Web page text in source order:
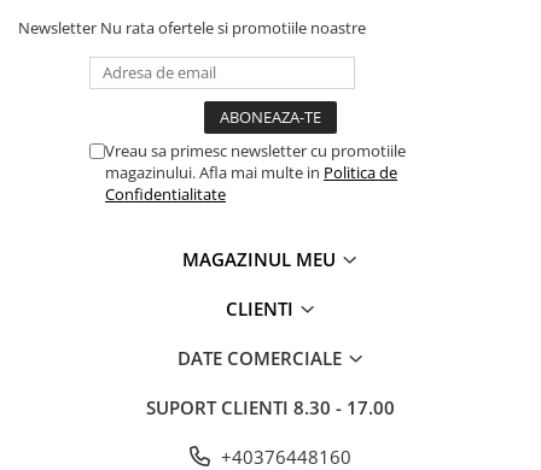
Newsletter Nu rata ofertele si promotiile noastre
Vreau sa primesc newsletter cu promotiile
magazinului. Afla mai multe in Politica de
Confidentialitate
MAGAZINUL MEU
CLIENTI
DATE COMERCIALE
SUPORT CLIENTI 8.30 - 17.00
+40376448160